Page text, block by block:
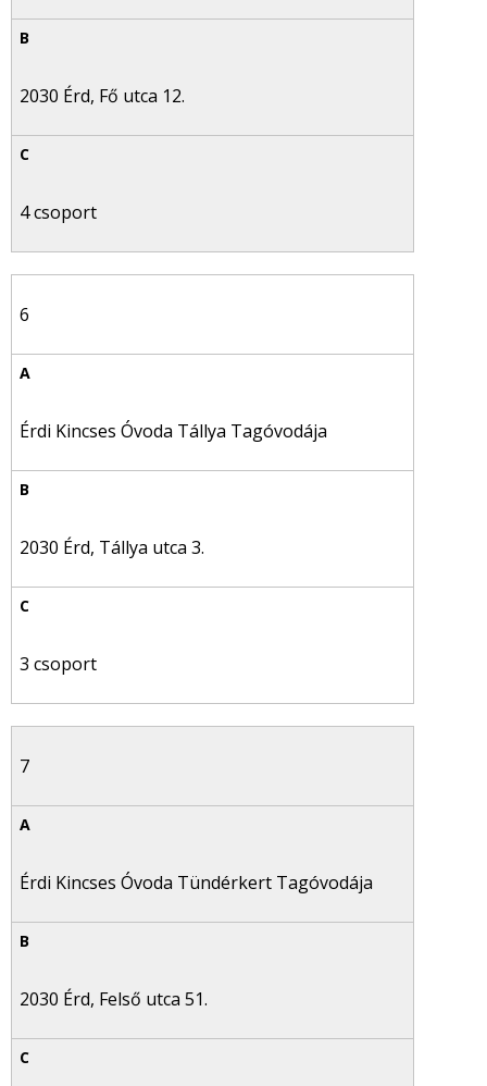
2030 Érd, Fő utca 12.
4 csoport
6
Érdi Kincses Óvoda Tállya Tagóvodája
2030 Érd, Tállya utca 3.
3 csoport
7
Érdi Kincses Óvoda Tündérkert Tagóvodája
2030 Érd, Felső utca 51.